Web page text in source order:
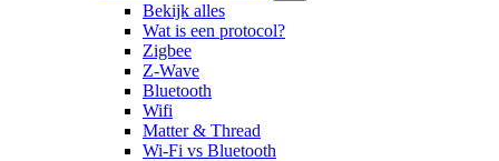
Bekijk alles
Wat is een protocol?
Zigbee
Z-Wave
Bluetooth
Wifi
Matter & Thread
Wi-Fi vs Bluetooth